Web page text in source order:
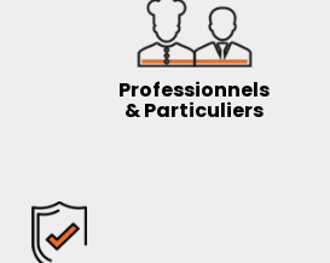
Professionnels
& Particuliers